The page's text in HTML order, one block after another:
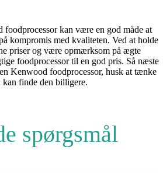
kan være en god måde at
kompromis med kvaliteten. Ved at holde
priser og være opmærksom på ægte
foodprocessor til en god pris. Så næste
Kenwood foodprocessor, husk at tænke
kan finde den billigere.
spørgsmål